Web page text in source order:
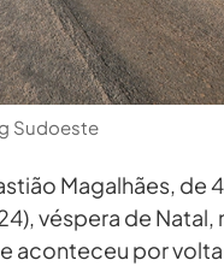
Sudoeste
Magalhães, de
véspera de Natal,
aconteceu por volta